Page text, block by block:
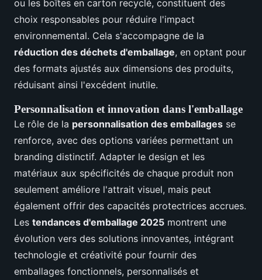
ou les boîtes en carton recyclé, constituent des
choix responsables pour réduire l'impact
environnemental. Cela s'accompagne de la
réduction des déchets d'emballage, en optant pour
des formats ajustés aux dimensions des produits,
réduisant ainsi l'excédent inutile.
Personnalisation et innovation dans l'emballage
Le rôle de la personnalisation des emballages se
renforce, avec des options variées permettant un
branding distinctif. Adapter le design et les
matériaux aux spécificités de chaque produit non
seulement améliore l'attrait visuel, mais peut
également offrir des capacités protectrices accrues.
Les tendances d'emballage 2025 montrent une
évolution vers des solutions innovantes, intégrant
technologie et créativité pour fournir des
emballages fonctionnels, personnalisés et